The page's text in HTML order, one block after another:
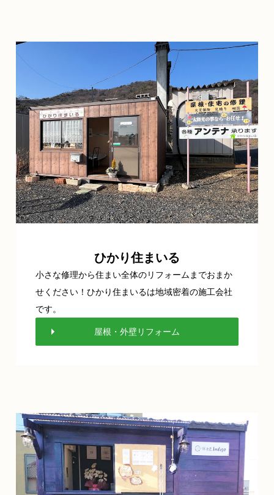
ひかり住まいる
小さな修理から住まい全体のリフォームまでおまか
せください！ひかり住まいるは地域密着の施工会社
です。
屋根・外壁リフォーム